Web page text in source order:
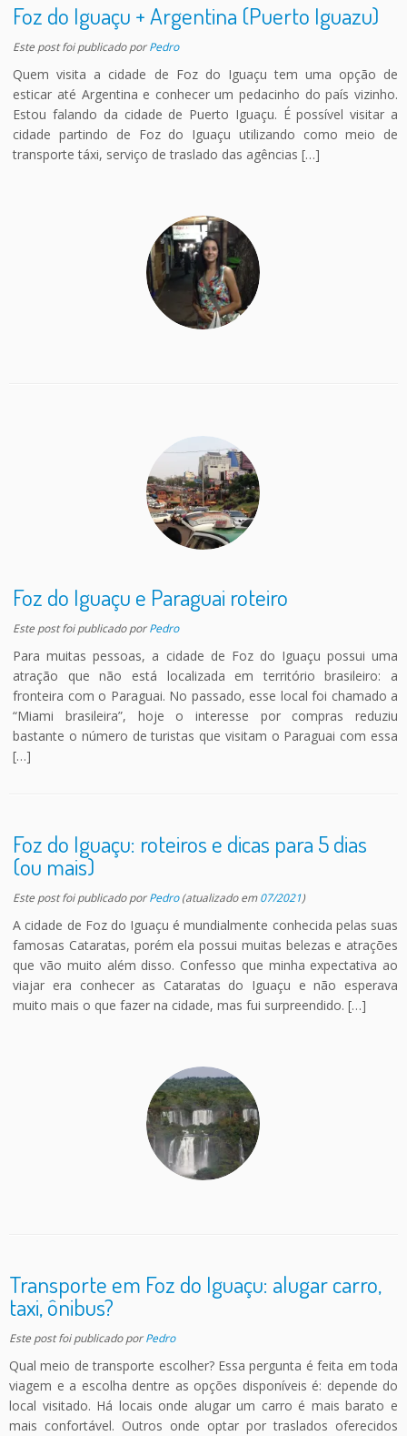
Foz do Iguaçu + Argentina (Puerto Iguazu)
Este post foi publicadoporPedro
Quem visita a cidade de Foz do Iguaçu tem uma opção de
esticar até Argentina e conhecer um pedacinho do país vizinho.
Estou falando da cidade de Puerto Iguaçu. É possível visitar a
cidade partindo de Foz do Iguaçu utilizando como meio de
transporte táxi, serviço de traslado das agências […]
Foz do Iguaçu e Paraguai roteiro
Este post foi publicadoporPedro
Para muitas pessoas, a cidade de Foz do Iguaçu possui uma
atração que não está localizada em território brasileiro: a
fronteira com o Paraguai. No passado, esse local foi chamado a
“Miami brasileira”, hoje o interesse por compras reduziu
bastante o número de turistas que visitam o Paraguai com essa
[…]
Foz do Iguaçu: roteiros e dicas para 5 dias
(ou mais)
Este post foi publicadoporPedro(atualizado em07/2021)
A cidade de Foz do Iguaçu é mundialmente conhecida pelas suas
famosas Cataratas, porém ela possui muitas belezas e atrações
que vão muito além disso. Confesso que minha expectativa ao
viajar era conhecer as Cataratas do Iguaçu e não esperava
muito mais o que fazer na cidade, mas fui surpreendido. […]
Transporte em Foz do Iguaçu: alugar carro,
taxi, ônibus?
Este post foi publicadoporPedro
Qual meio de transporte escolher? Essa pergunta é feita em toda
viagem e a escolha dentre as opções disponíveis é: depende do
local visitado. Há locais onde alugar um carro é mais barato e
mais confortável. Outros onde optar por traslados oferecidos